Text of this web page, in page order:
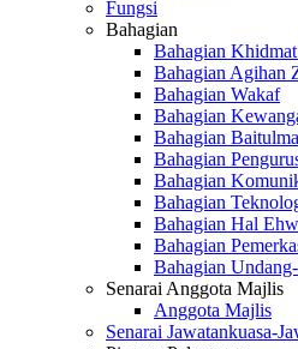
Fungsi
Bahagian
Bahagian
Bahagian Agihan
Bahagian Wakaf
Bahagian
Bahagian
Bahagian
Bahagian
Bahagian
Bahagian Hal
Bahagian
Bahagian
Senarai Anggota Majlis
Anggota Majlis
Senarai Jawatankuasa-